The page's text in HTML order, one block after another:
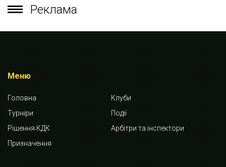
Реклама
Меню
Головна
Клуби
Турніри
Події
Рішення КДК
Арбітри та інспектори
Призначення